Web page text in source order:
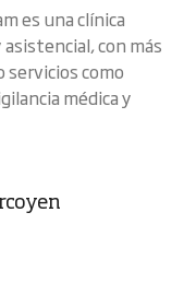
es una clínica
con más
servicios como
médica y